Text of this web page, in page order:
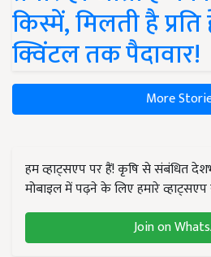
किस्में, मिलती है
क्विंटल तक पैदावार!
More
हम व्हाट्सएप पर हैं! कृषि से संबंधित
मोबाइल में पढ़ने के लिए हमारे
Join on